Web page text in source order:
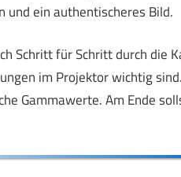
und ein authentischeres Bild.
Schritt für Schritt durch die
im Projektor wichtig
Gammawerte. Am Ende